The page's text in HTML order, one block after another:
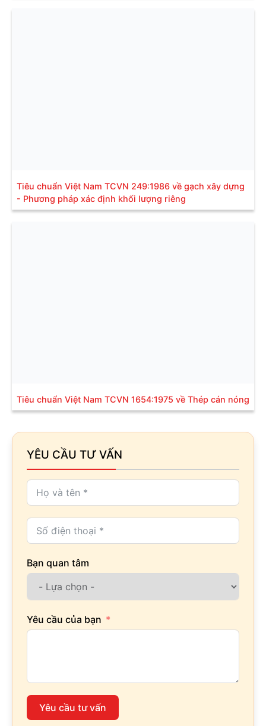
Tiêu chuẩn Việt Nam TCVN 249:1986 về gạch xây dựng
- Phương pháp xác định khối lượng riêng
Tiêu chuẩn Việt Nam TCVN 1654:1975 về Thép cán nóng
YÊU CẦU TƯ VẤN
Bạn quan tâm
Yêu cầu của bạn
Yêu cầu tư vấn